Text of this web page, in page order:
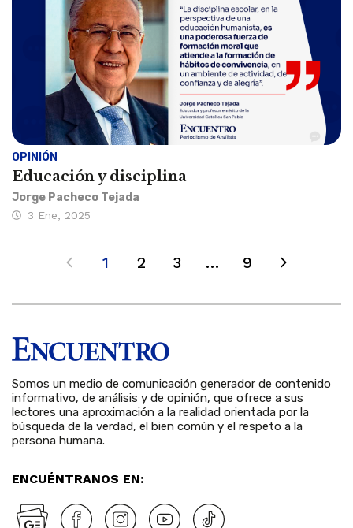
OPINIÓN
Educación y disciplina
Jorge Pacheco Tejada
3 Ene, 2025
1 2 3 … 9
Somos un medio de comunicación generador de contenido
informativo, de análisis y de opinión, que ofrece a sus
lectores una aproximación a la realidad orientada por la
búsqueda de la verdad, el bien común y el respeto a la
persona humana.
ENCUÉNTRANOS EN: